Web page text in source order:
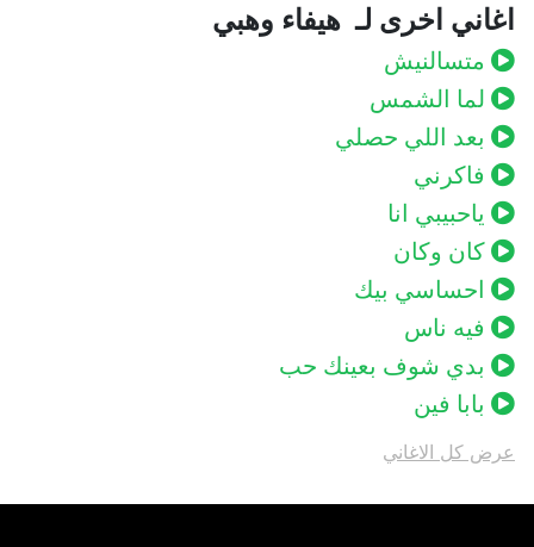
اغاني اخرى لـ هيفاء وهبي
متسالنيش
لما الشمس
بعد اللي حصلي
فاكرني
ياحبيبي انا
كان وكان
احساسي بيك
فيه ناس
بدي شوف بعينك حب
بابا فين
عرض كل الاغاني